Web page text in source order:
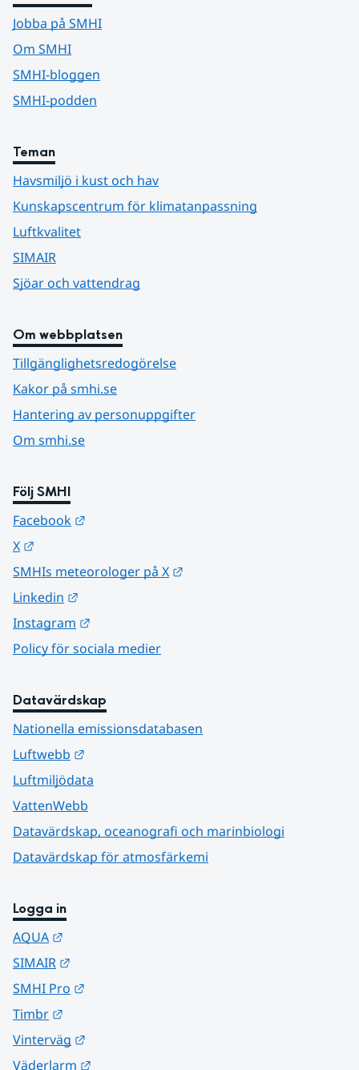
Jobba på SMHI
Om SMHI
SMHI-bloggen
SMHI-podden
Teman
Havsmiljö i kust och hav
Kunskapscentrum för klimatanpassning
Luftkvalitet
SIMAIR
Sjöar och vattendrag
Om webbplatsen
Tillgänglighetsredogörelse
Kakor på smhi.se
Hantering av personuppgifter
Om smhi.se
Följ SMHI
Facebook
X
SMHIs meteorologer på X
Linkedin
Instagram
Policy för sociala medier
Datavärdskap
Nationella emissionsdatabasen
Luftwebb
Luftmiljödata
VattenWebb
Datavärdskap, oceanografi och marinbiologi
Datavärdskap för atmosfärkemi
Logga in
AQUA
SIMAIR
SMHI Pro
Timbr
Vinterväg
Väderlarm